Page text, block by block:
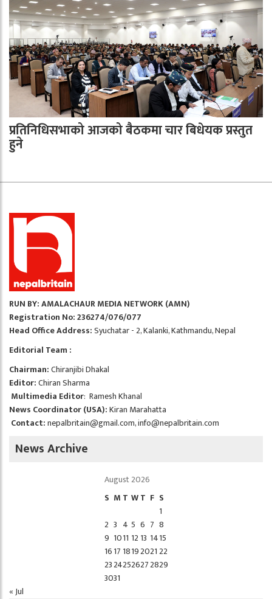
प्रतिनिधिसभाको आजको बैठकमा चार बिधेयक प्रस्तुत
हुने
RUN BY: AMALACHAUR MEDIA NETWORK (AMN)
Registration No: 236274/076/077
Head Office Address:Syuchatar - 2, Kalanki, Kathmandu, Nepal
Editorial Team :
Chairman:Chiranjibi Dhakal
Editor:Chiran Sharma
Multimedia Editor: Ramesh Khanal
News Coordinator (USA):Kiran Marahatta
Contact:nepalbritain@gmail.com,info@nepalbritain.com
News Archive
August 2026
S M T WT F S
1
2 3 4 5 6 7 8
9 1011 12 13 1415
1617 1819202122
23242526272829
3031
« Jul